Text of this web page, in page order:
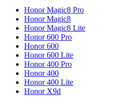
Honor Magic8 Pro
Honor Magic8
Honor Magic8 Lite
Honor 600 Pro
Honor 600
Honor 600 Lite
Honor 400 Pro
Honor 400
Honor 400 Lite
Honor X9d